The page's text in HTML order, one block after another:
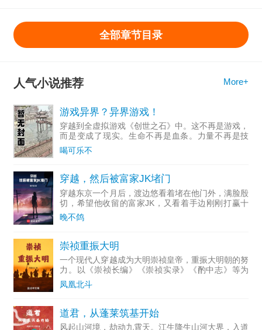
全部章节目录
人气小说推荐 More+
游戏异界？异界游戏！
穿越到全虚拟游戏《创世之石》中。这不再是游戏，
而是变成了现实。生命不再是血条。力量不再是技
能。身体不再是数据。既然游戏变成了真实的异界，
那就把这游戏的异界改造成异界的游戏世界。数据
喝可乐不
穿越，然后被富家JK堵门
穿越东京一个月后，渡边悠看着堵在他门外，满脸殷
切，希望他收留的富家JK，又看着手边刚刚打赢十
六进八复活赛的系统，不禁陷入了沉思中。【恋爱提
示系统已加载，我全都要提示插件已激活。】【一位
晚不鸽
崇祯重振大明
一个现代人穿越成为大明崇祯皇帝，重振大明朝的努
力。以《崇祯长编》《崇祯实录》《酌中志》等为
准，前期按真实历史上的时间线写。
凤凰北斗
道君，从蓬莱筑基开始
风起山河境，劫动九霄天。江生降生山河大界，入道